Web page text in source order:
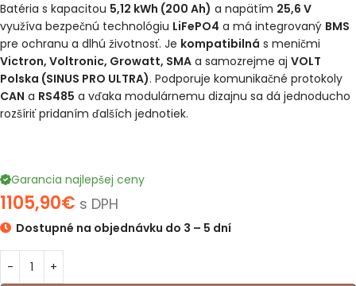
Batéria s kapacitou 5,12 kWh (200 Ah) a napätím 25,6 V
využíva bezpečnú technológiu LiFePO4 a má integrovaný BMS
pre ochranu a dlhú životnosť. Je kompatibilná s meničmi
Victron, Voltronic, Growatt, SMA a samozrejme aj VOLT
Polska (SINUS PRO ULTRA). Podporuje komunikačné protokoly
CAN a RS485 a vďaka modulárnemu dizajnu sa dá jednoducho
rozšíriť pridaním ďalších jednotiek.
Garancia najlepšej ceny
1105,90€ s DPH
Dostupné na objednávku do 3 – 5 dní